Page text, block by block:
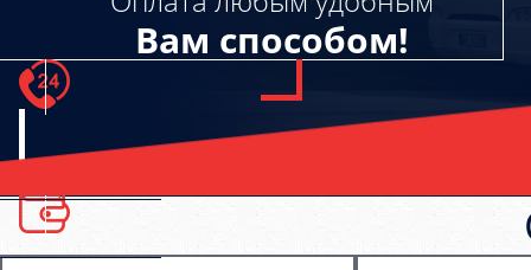
Вам способом!